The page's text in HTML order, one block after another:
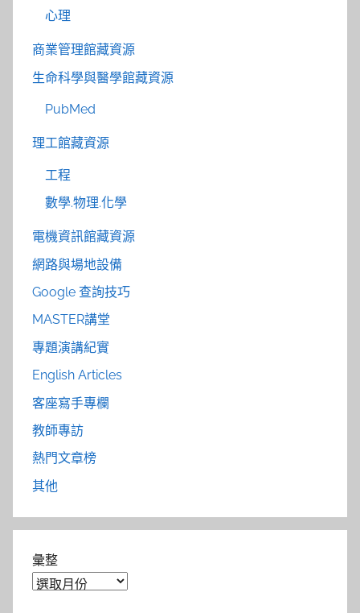
心理
商業管理館藏資源
生命科學與醫學館藏資源
PubMed
理工館藏資源
工程
數學.物理.化學
電機資訊館藏資源
網路與場地設備
Google 查詢技巧
MASTER講堂
專題演講紀實
English Articles
客座寫手專欄
教師專訪
熱門文章榜
其他
彙整